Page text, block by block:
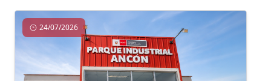
24/07/2026